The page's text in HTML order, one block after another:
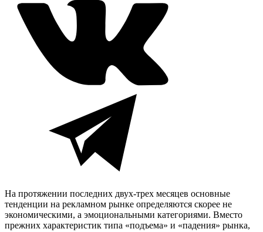
На протяжении последних двух-трех месяцев основные
тенденции на рекламном рынке определяются скорее не
экономическими, а эмоциональными категориями. Вместо
прежних характеристик типа «подъема» и «падения» рынка,